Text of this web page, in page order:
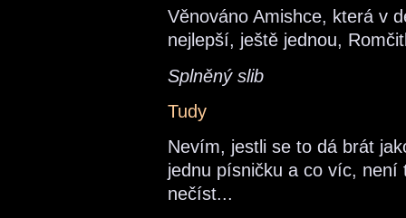
Věnováno Amishce, která v
nejlepší, ještě jednou,
Splněný slib
Tudy
Nevím, jestli se to dá brát
jednu písničku a co víc, není
nečíst...